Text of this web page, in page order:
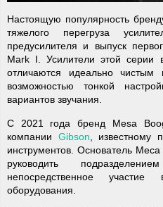
Настоящую популярность
тяжелого перегруза
предусилителя и выпуск
Mark I. Усилители этой серии
отличаются идеально
возможностью тонкой
вариантов звучания.
С 2021 года бренд Mesa
компании Gibson , известному
инструментов. Основатель
руководить
непосредственное
оборудования.